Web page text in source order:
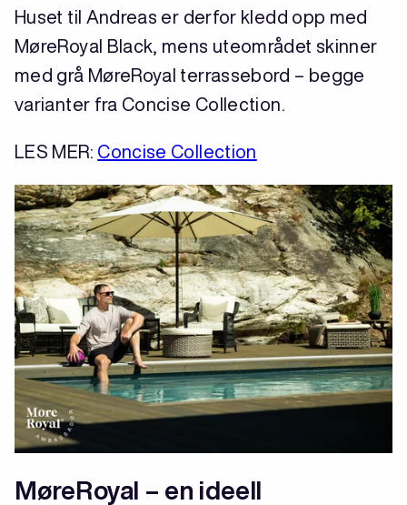
Huset til Andreas er derfor kledd opp med
MøreRoyal Black, mens uteområdet skinner
med grå MøreRoyal terrassebord – begge
varianter fra Concise Collection.
LES MER: Concise Collection
MøreRoyal – en ideell